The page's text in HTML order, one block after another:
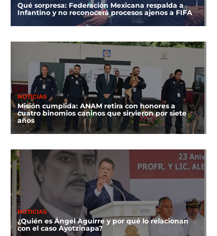
Qué sorpresa: Federación Mexicana respalda a
Infantino y no reconocerá procesos ajenos a FIFA
NOTICIAS
Misión cumplida: ANAM retira con honores a
cuatro binomios caninos que sirvieron por siete
años
NOTICIAS
¿Quién es Ángel Aguirre y por qué lo relacionan
con el caso Ayotzinapa?